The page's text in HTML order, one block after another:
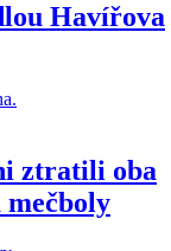
Havířova
ztratili oba
mečboly